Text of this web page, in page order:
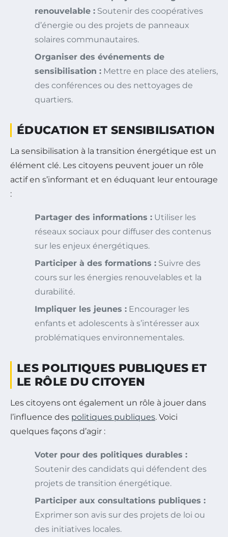
renouvelable : Soutenir des coopératives
d’énergie ou des projets de panneaux
solaires communautaires.
Organiser des événements de
sensibilisation : Mettre en place des ateliers,
des conférences ou des nettoyages de
quartiers.
ÉDUCATION ET SENSIBILISATION
La sensibilisation à la transition énergétique est un
élément clé. Les citoyens peuvent jouer un rôle
actif en s’informant et en éduquant leur entourage
:
Partager des informations : Utiliser les
réseaux sociaux pour diffuser des contenus
sur les enjeux énergétiques.
Participer à des formations : Suivre des
cours sur les énergies renouvelables et la
durabilité.
Impliquer les jeunes : Encourager les
enfants et adolescents à s’intéresser aux
problématiques environnementales.
LES POLITIQUES PUBLIQUES ET
LE RÔLE DU CITOYEN
Les citoyens ont également un rôle à jouer dans
l’influence des politiques publiques. Voici
quelques façons d’agir :
Voter pour des politiques durables :
Soutenir des candidats qui défendent des
projets de transition énergétique.
Participer aux consultations publiques :
Exprimer son avis sur des projets de loi ou
des initiatives locales.